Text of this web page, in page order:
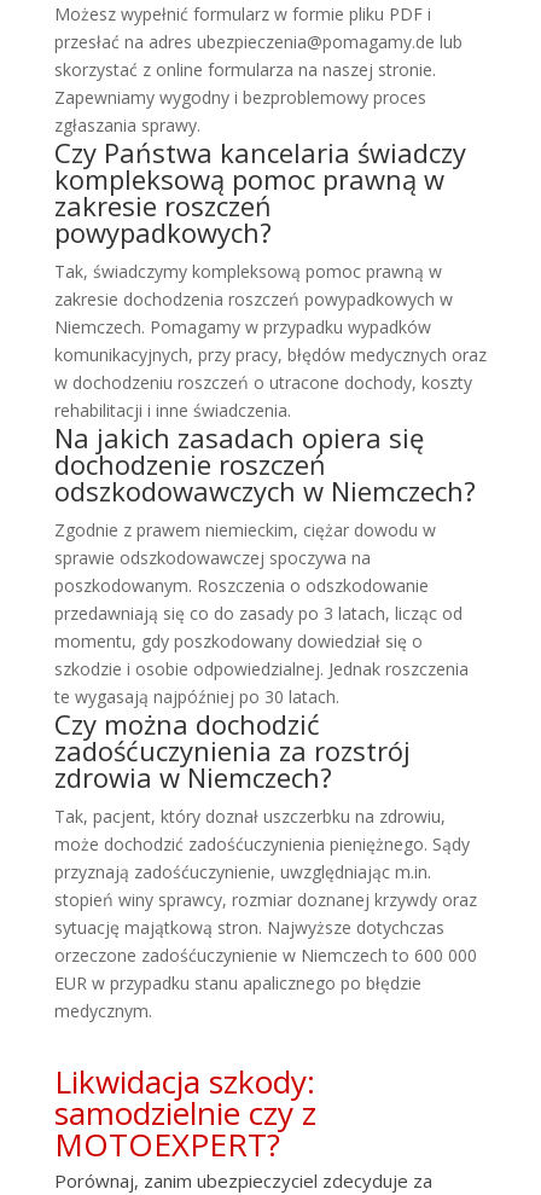
Możesz wypełnić formularz w formie pliku PDF i
przesłać na adres ubezpieczenia@pomagamy.de lub
skorzystać z online formularza na naszej stronie.
Zapewniamy wygodny i bezproblemowy proces
zgłaszania sprawy.
Czy Państwa kancelaria świadczy
kompleksową pomoc prawną w
zakresie roszczeń
powypadkowych?
Tak, świadczymy kompleksową pomoc prawną w
zakresie dochodzenia roszczeń powypadkowych w
Niemczech. Pomagamy w przypadku wypadków
komunikacyjnych, przy pracy, błędów medycznych oraz
w dochodzeniu roszczeń o utracone dochody, koszty
rehabilitacji i inne świadczenia.
Na jakich zasadach opiera się
dochodzenie roszczeń
odszkodowawczych w Niemczech?
Zgodnie z prawem niemieckim, ciężar dowodu w
sprawie odszkodowawczej spoczywa na
poszkodowanym. Roszczenia o odszkodowanie
przedawniają się co do zasady po 3 latach, licząc od
momentu, gdy poszkodowany dowiedział się o
szkodzie i osobie odpowiedzialnej. Jednak roszczenia
te wygasają najpóźniej po 30 latach.
Czy można dochodzić
zadośćuczynienia za rozstrój
zdrowia w Niemczech?
Tak, pacjent, który doznał uszczerbku na zdrowiu,
może dochodzić zadośćuczynienia pieniężnego. Sądy
przyznają zadośćuczynienie, uwzględniając m.in.
stopień winy sprawcy, rozmiar doznanej krzywdy oraz
sytuację majątkową stron. Najwyższe dotychczas
orzeczone zadośćuczynienie w Niemczech to 600 000
EUR w przypadku stanu apalicznego po błędzie
medycznym.
Likwidacja szkody:
samodzielnie czy z
MOTOEXPERT?
Porównaj, zanim ubezpieczyciel zdecyduje za